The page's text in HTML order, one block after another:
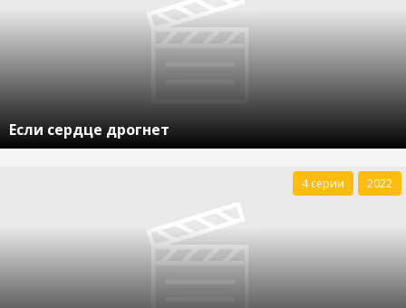
Если сердце дрогнет
4 серии 2022